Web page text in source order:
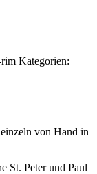
rim Kategorien:
von Hand in
St. Peter und Paul